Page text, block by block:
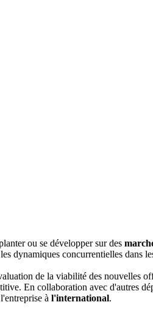
ou se développer sur des
dynamiques concurrentielles dans
de la viabilité des nouvelles
En collaboration avec d'autres
à l'international.